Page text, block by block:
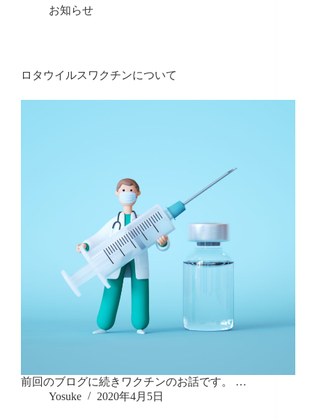
お知らせ
ロタウイルスワクチンについて
前回のブログに続きワクチンのお話です。 …
Yosuke
2020年4月5日